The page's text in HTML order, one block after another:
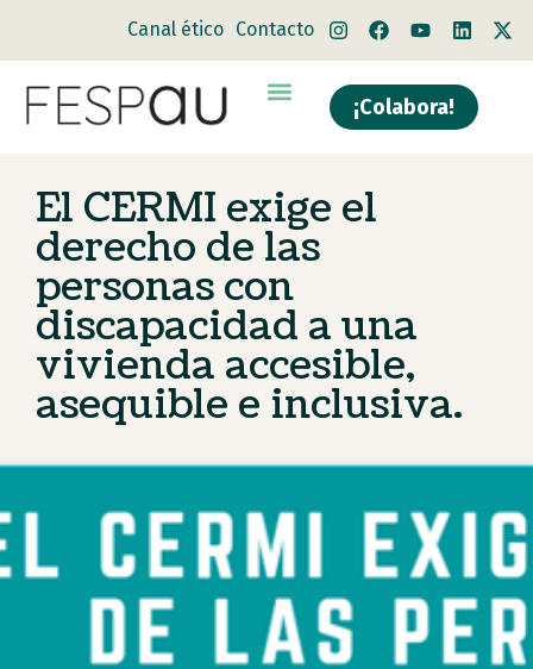
Canal ético Contacto
¡Colabora!
El CERMI exige el
derecho de las
personas con
discapacidad a una
vivienda accesible,
asequible e inclusiva.